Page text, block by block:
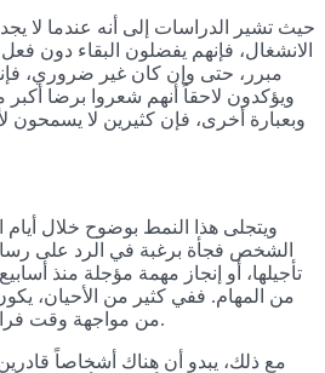
حيث تشير الدراسات إلى أنه عندما لا
الانشغال، فإنهم يفضلون البقاء دون
مبرر، حتى وإن كان غير ضروري،
ويؤكدون لاحقاً أنهم شعروا برضا
وبعبارة أخرى، فإن كثيرين لا يسمحون
ويتجلى هذا النمط بوضوح خلال أيام
الشخص فجأة برغبة في الرد على
تأجيلها، أو إنجاز مهمة مؤجلة منذ
من المهام. ففي كثير من الأحيان،
من مواجهة وقت فراغ خالٍ تماماً من الالتزامات.
مع ذلك، يبدو أن هناك أشخاصاً